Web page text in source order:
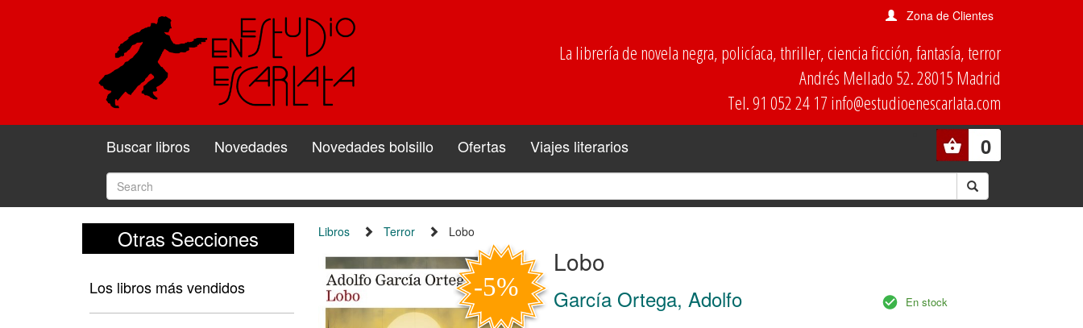
Zona de Clientes
La librería de novela negra, policíaca, thriller, ciencia ficción, fantasía, terror
Andrés Mellado 52. 28015 Madrid
Tel. 91 052 24 17 info@estudioenescarlata.com
0
Buscar libros Novedades Novedades bolsillo Ofertas Viajes literarios
Otras Secciones
Los libros más vendidos
Libros Terror Lobo
Lobo
García Ortega, Adolfo En stock